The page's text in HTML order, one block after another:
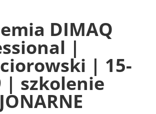
DIMAQ
|
| 15-
| szkolenie